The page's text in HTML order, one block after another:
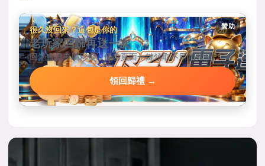
贊助
很久沒回來？這包是你的
老玩家回歸再送一次
回鍋會員專屬彩金，優惠頁面一鍵領取不用問客服。
領回歸禮 →